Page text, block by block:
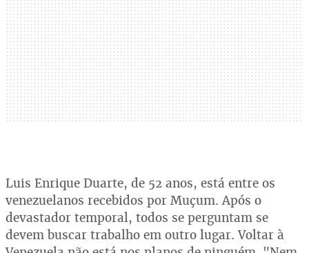
Luis Enrique Duarte, de 52 anos, está entre os
venezuelanos recebidos por Muçum. Após o
devastador temporal, todos se perguntam se
devem buscar trabalho em outro lugar. Voltar à